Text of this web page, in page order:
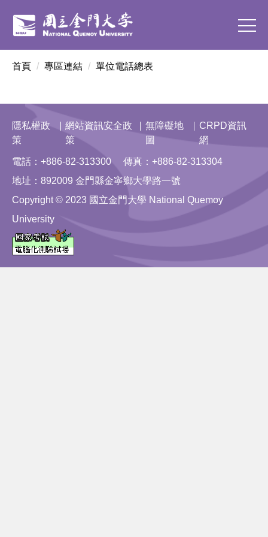
主
要
內首頁 專區連結 單位電話總表
隱私權政
策
網站資訊安全政
策
無障礙地
圖
CRPD資訊
網
電話：+886-82-313300 傳真：+886-82-313304
地址：892009 金門縣金寧鄉大學路一號
Copyright © 2023 國立金門大學 National Quemoy
University